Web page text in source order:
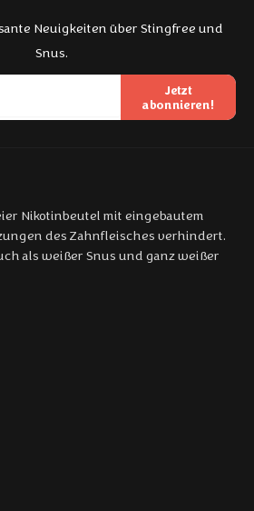
Neuigkeiten über Stingfree und
Snus.
Jetzt
abonnieren!
Nikotinbeutel mit eingebautem
des Zahnfleisches verhindert.
als weißer Snus und ganz weißer